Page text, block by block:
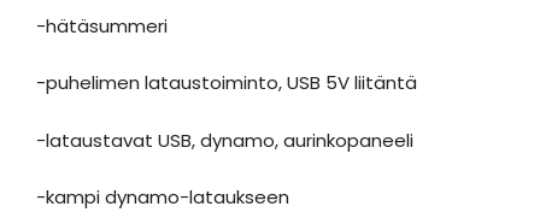
-hätäsummeri
-puhelimen lataustoiminto, USB 5V liitäntä
-lataustavat USB, dynamo, aurinkopaneeli
-kampi dynamo-lataukseen